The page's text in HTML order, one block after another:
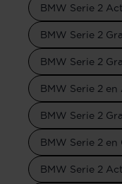
BMW Serie 2
BMW Serie 2
BMW Serie 2
BMW Serie 2 en
BMW Serie 2
BMW Serie 2 en
BMW Serie 2